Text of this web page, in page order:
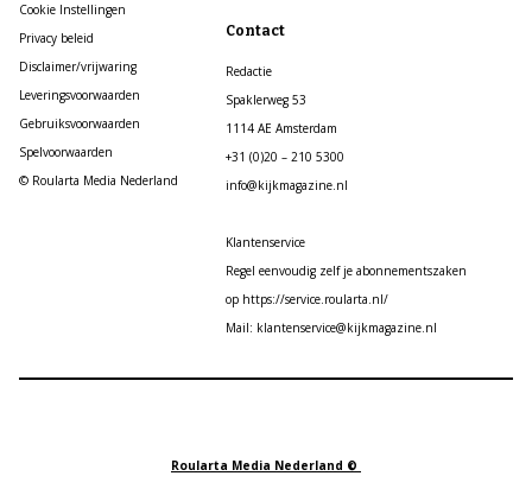
Cookie Instellingen
Privacy beleid
Disclaimer/vrijwaring
Leveringsvoorwaarden
Gebruiksvoorwaarden
Spelvoorwaarden
© Roularta Media Nederland
Contact
Redactie
Spaklerweg 53
1114 AE Amsterdam
+31 (0)20 – 210 5300
info@kijkmagazine.nl
Klantenservice
Regel eenvoudig zelf je abonnementszaken
op https://service.roularta.nl/
Mail: klantenservice@kijkmagazine.nl
Roularta Media Nederland ©